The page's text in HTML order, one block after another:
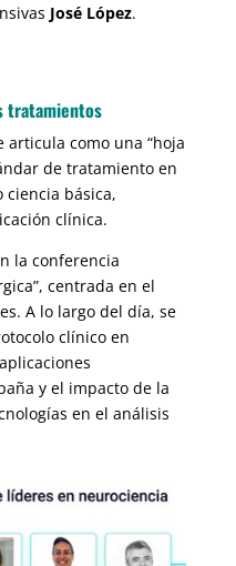
José López.
tratamientos
articula como una “hoja
de tratamiento en
básica,
clínica.
la conferencia
centrada en el
A lo largo del día, se
clínico en
y el impacto de la
en el análisis